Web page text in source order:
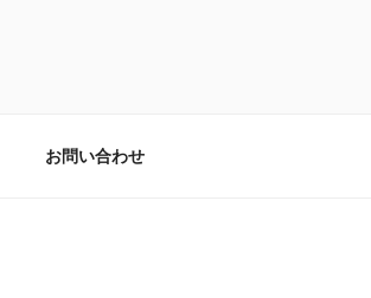
お問い合わせ